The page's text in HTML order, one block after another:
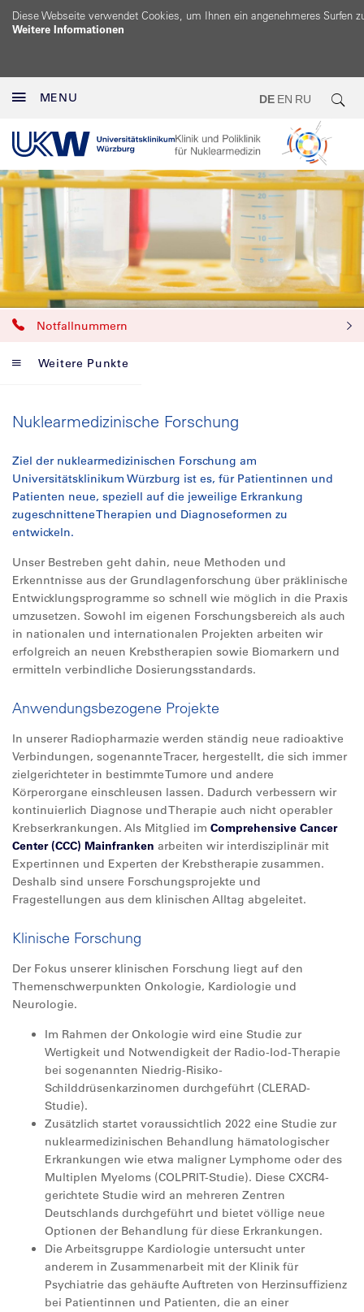
Diese Webseite verwendet Cookies, um Ihnen ein angenehmeres Surfen
Weitere Informationen
MENU DE EN RU
Notfallnummern
Weitere Punkte
Nuklearmedizinische Forschung
Ziel der nuklearmedizinischen Forschung am
Universitätsklinikum Würzburg ist es, für Patientinnen und
Patienten neue, speziell auf die jeweilige Erkrankung
zugeschnittene Therapien und Diagnoseformen zu
entwickeln.
Unser Bestreben geht dahin, neue Methoden und
Erkenntnisse aus der Grundlagenforschung über präklinische
Entwicklungsprogramme so schnell wie möglich in die Praxis
umzusetzen. Sowohl im eigenen Forschungsbereich als auch
in nationalen und internationalen Projekten arbeiten wir
erfolgreich an neuen Krebstherapien sowie Biomarkern und
ermitteln verbindliche Dosierungsstandards.
Anwendungsbezogene Projekte
In unserer Radiopharmazie werden ständig neue radioaktive
Verbindungen, sogenannte Tracer, hergestellt, die sich immer
zielgerichteter in bestimmte Tumore und andere
Körperorgane einschleusen lassen. Dadurch verbessern wir
kontinuierlich Diagnose und Therapie auch nicht operabler
Krebserkrankungen. Als Mitglied im Comprehensive Cancer
Center (CCC) Mainfranken arbeiten wir interdisziplinär mit
Expertinnen und Experten der Krebstherapie zusammen.
Deshalb sind unsere Forschungsprojekte und
Fragestellungen aus dem klinischen Alltag abgeleitet.
Klinische Forschung
Der Fokus unserer klinischen Forschung liegt auf den
Themenschwerpunkten Onkologie, Kardiologie und
Neurologie.
Im Rahmen der Onkologie wird eine Studie zur
Wertigkeit und Notwendigkeit der Radio-Iod-Therapie
bei sogenannten Niedrig-Risiko-
Schilddrüsenkarzinomen durchgeführt (CLERAD-
Studie).
Zusätzlich startet voraussichtlich 2022 eine Studie zur
nuklearmedizinischen Behandlung hämatologischer
Erkrankungen wie etwa maligner Lymphome oder des
Multiplen Myeloms (COLPRIT-Studie). Diese CXCR4-
gerichtete Studie wird an mehreren Zentren
Deutschlands durchgeführt und bietet völlige neue
Optionen der Behandlung für diese Erkrankungen.
Die Arbeitsgruppe Kardiologie untersucht unter
anderem in Zusammenarbeit mit der Klinik für
Psychiatrie das gehäufte Auftreten von Herzinsuffizienz
bei Patientinnen und Patienten, die an einer